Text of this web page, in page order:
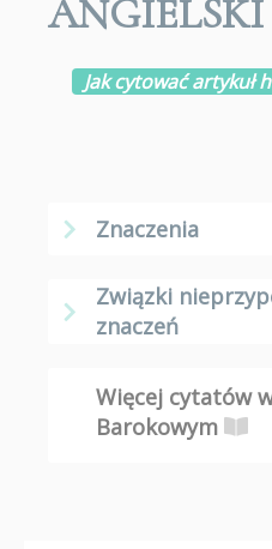
ANGIELSKI
Jak cytować artykuł
Znaczenia
Związki
znaczeń
Więcej cytatów
Barokowym